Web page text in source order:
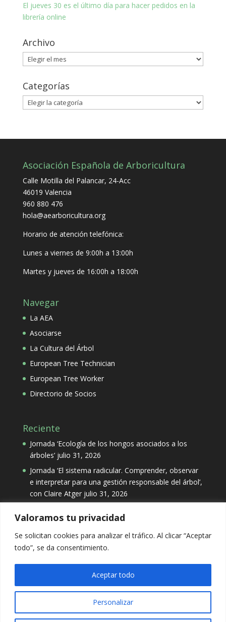
Valoramos tu privacidad
Se solicitan cookies para analizar el tráfico. Al clicar “Aceptar
todo”, se da consentimiento.
Personalizar
Aceptar todo
El jueves 30 es el último día para hacer pedidos en la
librería online
Archivo
Archivo
Categorías
Categorías
Asociación Española de Arboricultura
Calle Motilla del Palancar, 24-Acc
46019 Valencia
960 880 476
hola@aearboricultura.org
Horario de atención telefónica:
Lunes a viernes de 9:00h a 13:00h
Martes y jueves de 16:00h a 18:00h
Navegar
La AEA
Asociarse
La Cultura del Árbol
European Tree Technician
European Tree Worker
Directorio de Socios
Reciente
Jornada ‘Ecología de los hongos asociados a los
árboles’ julio 31, 2026
Jornada ‘El sistema radicular. Comprender, observar
e interpretar para una gestión responsable del árbol’,
con Claire Atger julio 31, 2026
Categorías